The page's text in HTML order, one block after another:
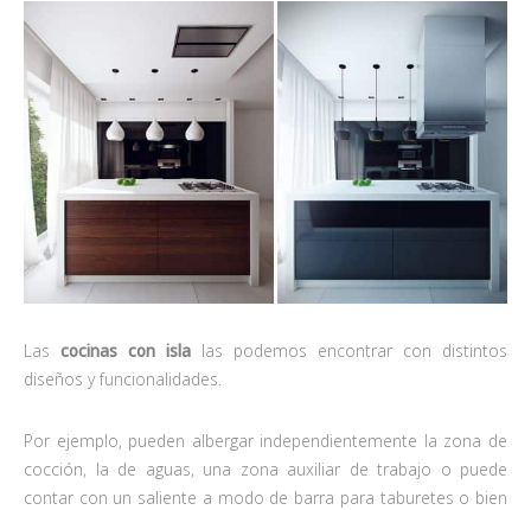
Las cocinas con isla las podemos encontrar con distintos
diseños y funcionalidades.
Por ejemplo, pueden albergar independientemente la zona de
cocción, la de aguas, una zona auxiliar de trabajo o puede
contar con un saliente a modo de barra para taburetes o bien